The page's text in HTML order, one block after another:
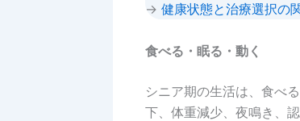
→ 健康状態と治療選択の
食べる ・眠る・動く
シニア期の生活は、食べ
下、体重減少、夜鳴き、